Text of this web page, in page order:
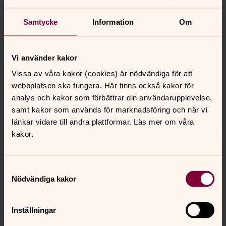
Samtycke Information Om
Vi använder kakor
Vissa av våra kakor (cookies) är nödvändiga för att
webbplatsen ska fungera. Här finns också kakor för
analys och kakor som förbättrar din användarupplevelse,
samt kakor som används för marknadsföring och när vi
länkar vidare till andra plattformar. Läs mer om våra
kakor.
Nödvändiga kakor
Inställningar
Lundgren, Hi Unity AB och alla underentreprenörer!